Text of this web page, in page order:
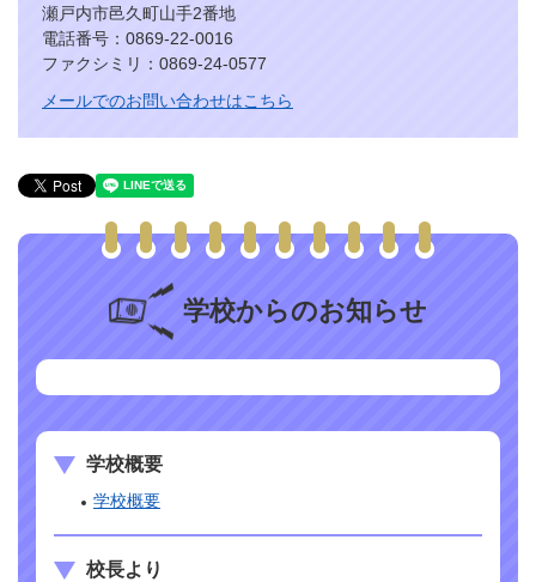
瀬戸内市邑久町山手2番地
電話番号：0869-22-0016
ファクシミリ：0869-24-0577
メールでのお問い合わせはこちら
学校からのお知らせ
学校概要
学校概要
校長より